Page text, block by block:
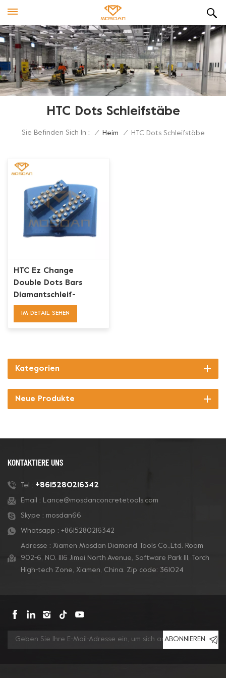
HTC Dots Schleifstäbe
Sie Befinden Sich In : / Heim / HTC Dots Schleifstäbe
HTC Ez Change
Double Dots Bars
Diamantschleif-
Metallwerkzeuge
IM DETAIL SEHEN
Kategorien
Neue Produkte
KONTAKTIERE UNS
Tel : +8615280216342
Email : Lance@mosdanconcretetools.com
Skype : mosdan66
Whatsapp : +8615280216342
Adresse : Xiamen Mosdan Diamond Tools Co.,Ltd. Room
902-6, NO. 1116 Jimei North Avenue, Software Park Ill, Torch
High-tech Zone, Xiamen, China. Zip code: 361024
ABONNIEREN